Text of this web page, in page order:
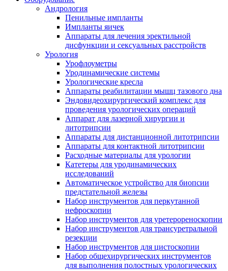
Андрология
Пенильные импланты
Импланты яичек
Аппараты для лечения эректильной
дисфункции и сексуальных расстройств
Урология
Урофлоуметры
Уродинамические системы
Урологические кресла
Аппараты реабилитации мышц тазового дна
Эндовидеохирургический комплекс для
проведения урологических операций
Аппарат для лазерной хирургии и
литотрипсии
Аппараты для дистанционной литотрипсии
Аппараты для контактной литотрипсии
Расходные материалы для урологии
Катетеры для уродинамических
исследований
Автоматическое устройство для биопсии
предстательной железы
Набор инструментов для перкутанной
нефроскопии
Набор инструментов для уретерореноскопии
Набор инструментов для трансуретральной
резекции
Набор инструментов для цистоскопии
Набор общехирургических инструментов
для выполнения полостных урологических